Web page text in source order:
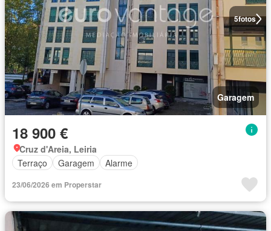
5fotos
Garagem
18 900 €
Cruz d'Areia, Leiria
Terraço
Garagem Alarme
23/06/2026 em Properstar